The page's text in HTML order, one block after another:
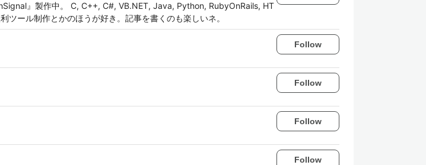
』製作中。 C, C++, C#, VB.NET, Java, Python, RubyOnRails, HT
ール制作とかのほうが好き。記事を書くのも楽しいネ。
Follow
Follow
Follow
Follow